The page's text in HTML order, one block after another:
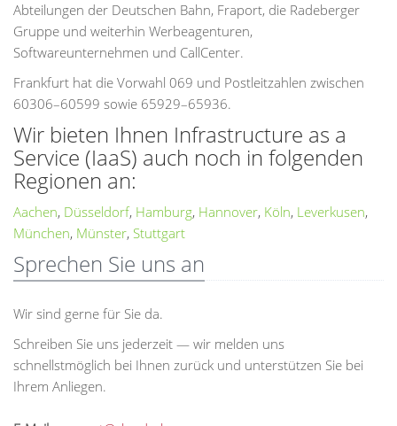
Abteilungen der Deutschen Bahn, Fraport, die Radeberger
Gruppe und weiterhin Werbeagenturen,
Softwareunternehmen und CallCenter.
Frankfurt hat die Vorwahl 069 und Postleitzahlen zwischen
60306–60599 sowie 65929–65936.
Wir bieten Ihnen Infrastructure as a
Service (IaaS) auch noch in folgenden
Regionen an:
Aachen, Düsseldorf, Hamburg, Hannover, Köln, Leverkusen,
München, Münster, Stuttgart
Sprechen Sie uns an
Wir sind gerne für Sie da.
Schreiben Sie uns jederzeit — wir melden uns
schnellstmöglich bei Ihnen zurück und unterstützen Sie bei
Ihrem Anliegen.